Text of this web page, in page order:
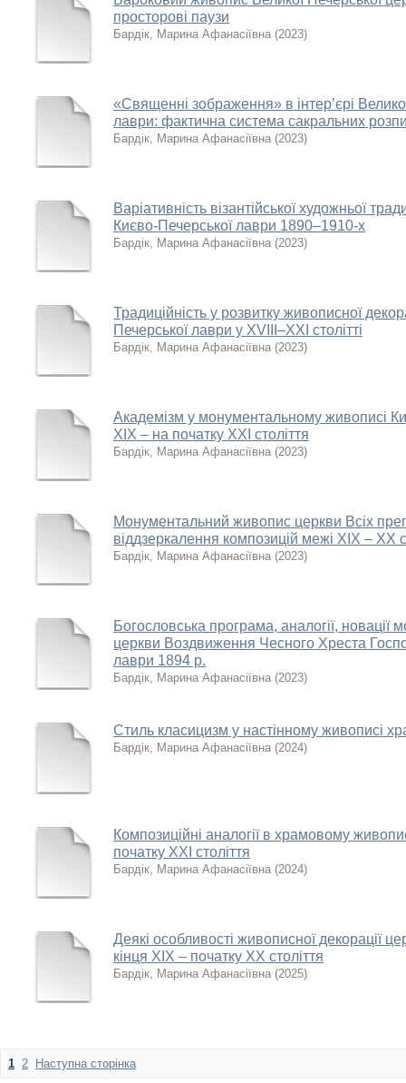
просторові паузи
Бардік, Марина Афанасіївна (2023)
«Священні зображення» в інтер’єрі
лаври: фактична система сакральних
Бардік, Марина Афанасіївна (2023)
Варіативність візантійської художньої
Києво-Печерської лаври 1890–1910-х
Бардік, Марина Афанасіївна (2023)
Традиційність у розвитку живописної
Печерської лаври у ХVIII–ХХІ столітті
Бардік, Марина Афанасіївна (2023)
Академізм у монументальному живописі
ХІХ – на початку ХХІ століття
Бардік, Марина Афанасіївна (2023)
Монументальний живопис церкви Всіх
віддзеркалення композицій межі ХІХ – ХХ
Бардік, Марина Афанасіївна (2023)
Богословська програма, аналогії,
церкви Воздвиження Чесного Хреста
лаври 1894 р.
Бардік, Марина Афанасіївна (2023)
Стиль класицизм у настінному живописі
Бардік, Марина Афанасіївна (2024)
Композиційні аналогії в храмовому
початку ХХІ століття
Бардік, Марина Афанасіївна (2024)
Деякі особливості живописної декорації
кінця ХІХ – початку ХХ століття
Бардік, Марина Афанасіївна (2025)
1 2 Наступна сторінка